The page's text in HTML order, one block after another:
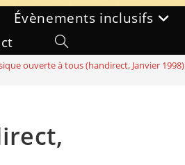
Évènements inclusifs
Toggle
website
ouverte à tous (handirect, Janvier 1998)